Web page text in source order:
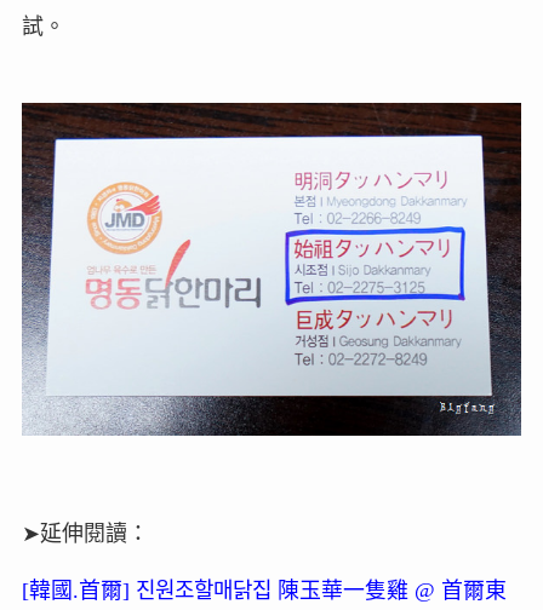
試。
➤延伸閱讀：
[韓國.首爾] 진원조할매닭집 陳玉華一隻雞 @ 首爾東